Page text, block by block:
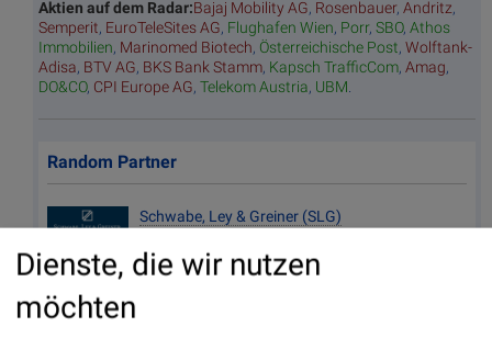
Aktien auf dem Radar:Bajaj Mobility AG, Rosenbauer, Andritz,
Semperit, EuroTeleSites AG, Flughafen Wien, Porr, SBO, Athos
Immobilien, Marinomed Biotech, Österreichische Post, Wolftank-
Adisa, BTV AG, BKS Bank Stamm, Kapsch TrafficCom, Amag,
DO&CO, CPI Europe AG, Telekom Austria, UBM.
Random Partner
Schwabe, Ley & Greiner (SLG)
spezialisiert auf die Beratung im Bereich Finanz- und
Treasury-Management. Wir sind Marktführer im
Dienste, die wir nutzen
möchten